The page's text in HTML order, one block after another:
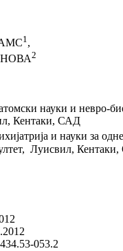
1,
2
науки и невро-
Кентаки, САД
и науки за
Луисвил,
053.2